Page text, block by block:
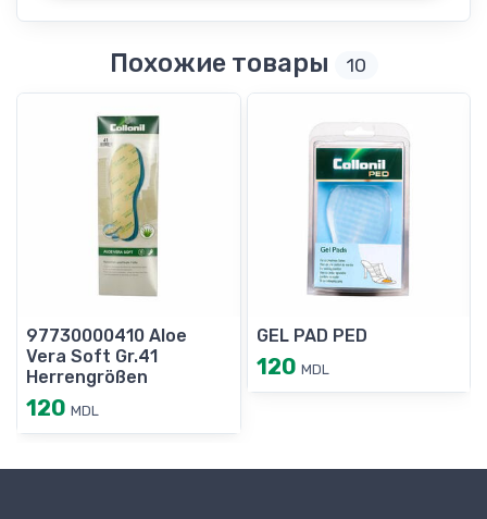
Похожие товары 10
97730000410 Aloe
Vera Soft Gr.41
Herrengrößen
120 MDL
GEL PAD PED
120 MDL